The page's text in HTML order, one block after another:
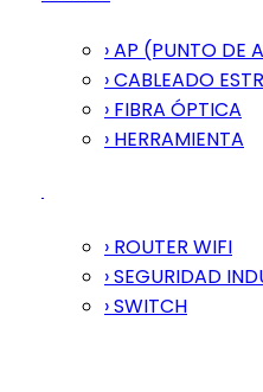
› AP (PUNTO DE
› CABLEADO
› FIBRA ÓPTICA
› HERRAMIENTA
› ROUTER WIFI
› SEGURIDAD
› SWITCH